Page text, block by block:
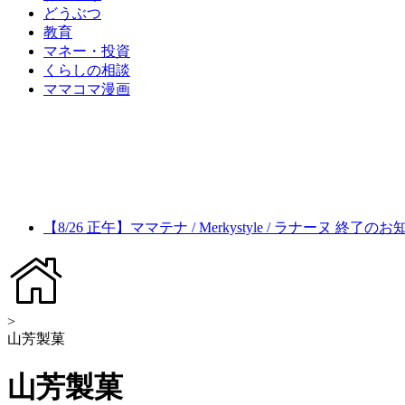
どうぶつ
教育
マネー・投資
くらしの相談
ママコマ漫画
【8/26 正午】ママテナ / Merkystyle / ラナーヌ 終了のお
>
山芳製菓
山芳製菓